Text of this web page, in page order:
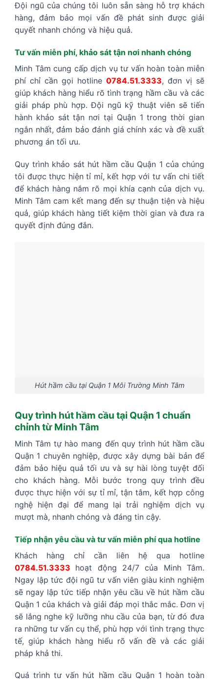
Đội ngũ của chúng tôi luôn sẵn sàng hỗ trợ khách
hàng, đảm bảo mọi vấn đề phát sinh được giải
quyết nhanh chóng và hiệu quả.
Tư vấn miễn phí, khảo sát tận nơi nhanh chóng
Minh Tâm cung cấp dịch vụ tư vấn hoàn toàn miễn
phí chỉ cần gọi hotline 0784.51.3333, đơn vị sẽ
giúp khách hàng hiểu rõ tình trạng hầm cầu và các
giải pháp phù hợp. Đội ngũ kỹ thuật viên sẽ tiến
hành khảo sát tận nơi tại Quận 1 trong thời gian
ngắn nhất, đảm bảo đánh giá chính xác và đề xuất
phương án tối ưu.
Quy trình khảo sát hút hầm cầu Quận 1 của chúng
tôi được thực hiện tỉ mỉ, kết hợp với tư vấn chi tiết
để khách hàng nắm rõ mọi khía cạnh của dịch vụ.
Minh Tâm cam kết mang đến sự thuận tiện và hiệu
quả, giúp khách hàng tiết kiệm thời gian và đưa ra
quyết định đúng đắn.
Hút hầm cầu tại Quận 1 Môi Trường Minh Tâm
Quy trình hút hầm cầu tại Quận 1 chuẩn
chỉnh từ Minh Tâm
Minh Tâm tự hào mang đến quy trình hút hầm cầu
Quận 1 chuyên nghiệp, được xây dựng bài bản để
đảm bảo hiệu quả tối ưu và sự hài lòng tuyệt đối
cho khách hàng. Mỗi bước trong quy trình đều
được thực hiện với sự tỉ mỉ, tận tâm, kết hợp công
nghệ hiện đại để mang lại trải nghiệm dịch vụ
mượt mà, nhanh chóng và đáng tin cậy.
Tiếp nhận yêu cầu và tư vấn miễn phí qua hotline
Khách hàng chỉ cần liên hệ qua hotline
0784.51.3333 hoạt động 24/7 của Minh Tâm.
Ngay lập tức đội ngũ tư vấn viên giàu kinh nghiệm
sẽ ngay lập tức tiếp nhận yêu cầu về hút hầm cầu
Quận 1 của khách và giải đáp mọi thắc mắc. Đơn vị
sẽ lắng nghe kỹ lưỡng nhu cầu của bạn, từ đó đưa
ra những tư vấn cụ thể, phù hợp với tình trạng thực
tế, giúp khách hàng hiểu rõ vấn đề và các giải
pháp khả thi.
Quá trình tư vấn hút hầm cầu Quận 1 hoàn toàn